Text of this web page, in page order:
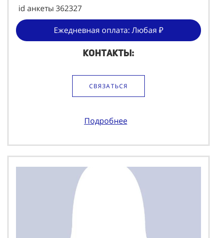
id анкеты 362327
Ежедневная оплата: Любая ₽
Контакты:
СВЯЗАТЬСЯ
Подробнее